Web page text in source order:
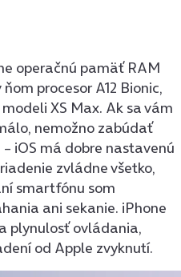
operačnú pamäť RAM
procesor A12 Bionic,
XS Max. Ak sa vám
nemožno zabúdať
iOS má dobre nastavenú
zvládne všetko,
smartfónu som
ani sekanie. iPhone
plynulosť ovládania,
od Apple zvyknutí.